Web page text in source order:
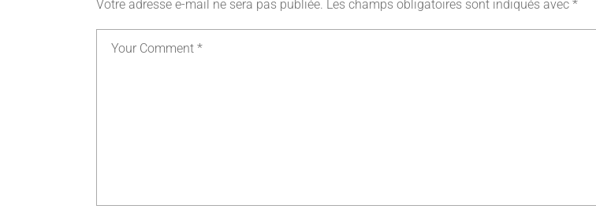
Votre adresse e-mail ne sera pas publiée. Les champs obligatoires sont indiqués avec *